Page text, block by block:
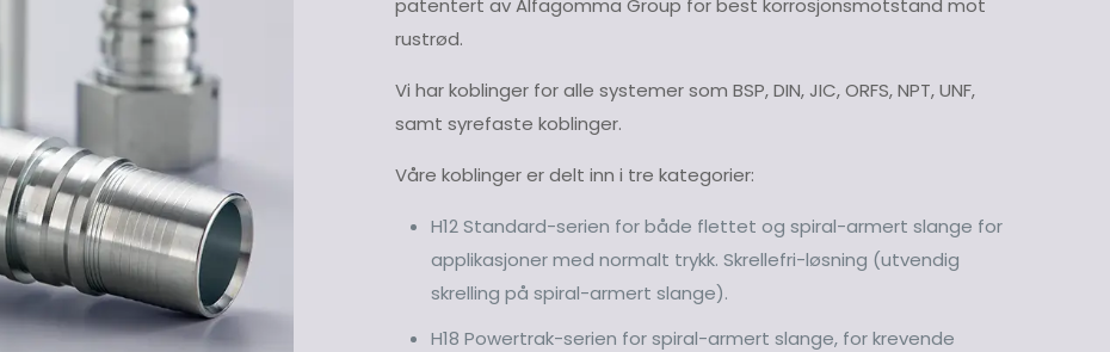
patentert av Alfagomma Group for best korrosjonsmotstand mot
rustrød.
Vi har koblinger for alle systemer som BSP, DIN, JIC, ORFS, NPT, UNF,
samt syrefaste koblinger.
Våre koblinger er delt inn i tre kategorier:
H12 Standard-serien for både flettet og spiral-armert slange for
applikasjoner med normalt trykk. Skrellefri-løsning (utvendig
skrelling på spiral-armert slange).
H18 Powertrak-serien for spiral-armert slange, for krevende